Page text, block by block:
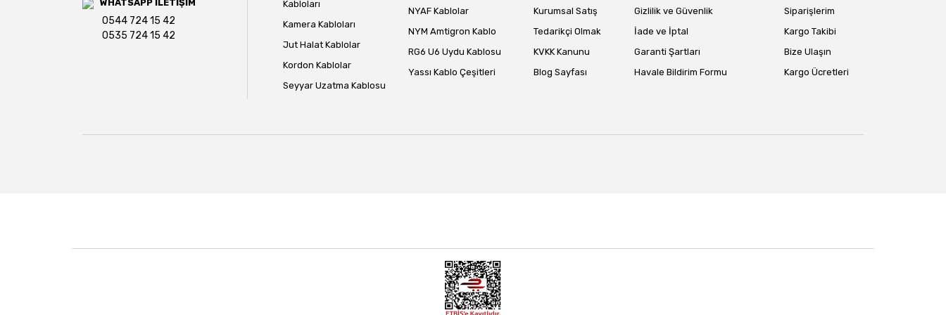
WHATSAPP İLETİŞİM
0544 724 15 42
0535 724 15 42
Kabloları
Kamera Kabloları
Jut Halat Kablolar
Kordon Kablolar
Seyyar Uzatma Kablosu
NYAF Kablolar
NYM Amtigron Kablo
RG6 U6 Uydu Kablosu
Yassı Kablo Çeşitleri
Kurumsal Satış
Tedarikçi Olmak
KVKK Kanunu
Blog Sayfası
Gizlilik ve Güvenlik
İade ve İptal
Garanti Şartları
Havale Bildirim Formu
Siparişlerim
Kargo Takibi
Bize Ulaşın
Kargo Ücretleri